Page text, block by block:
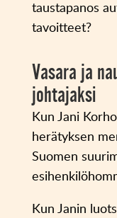
taustapanos
tavoitteet?
Vasara ja
johtajaksi
Kun Jani
herätyksen
Suomen
Kun Janin